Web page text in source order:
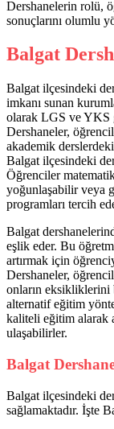
Dershanelerin rolü,
sonuçlarını olumlu
Balgat
Balgat ilçesindeki
imkanı sunan
olarak LGS ve YKS
Dershaneler,
akademik
Balgat ilçesindeki
Öğrenciler
yoğunlaşabilir veya
programları tercih
Balgat
eşlik eder. Bu
artırmak için
Dershaneler,
onların
alternatif eğitim
kaliteli eğitim alarak
ulaşabilirler.
Balgat
Balgat ilçesindeki
sağlamaktadır. İşte